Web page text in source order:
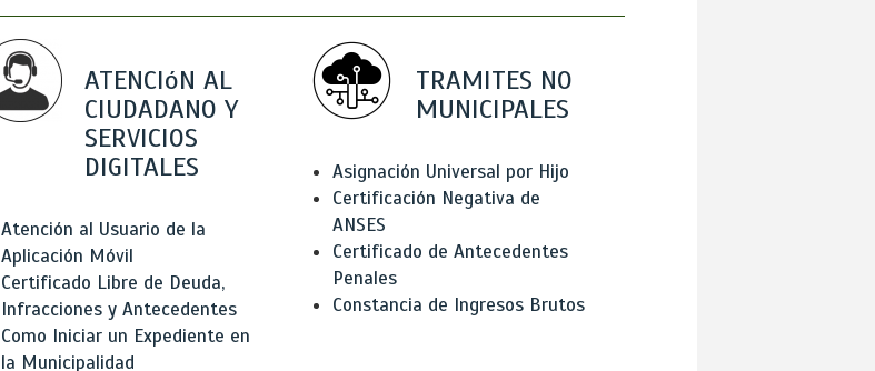
ATENCIóN AL
CIUDADANO Y
SERVICIOS
DIGITALES
Atención al Usuario de la
Aplicación Móvil
Certificado Libre de Deuda,
Infracciones y Antecedentes
Como Iniciar un Expediente en
la Municipalidad
TRAMITES NO
MUNICIPALES
Asignación Universal por Hijo
Certificación Negativa de
ANSES
Certificado de Antecedentes
Penales
Constancia de Ingresos Brutos